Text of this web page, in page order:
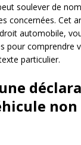
soulever de
concernées. Cet
automobile,
pour comprendre
particulier.
non